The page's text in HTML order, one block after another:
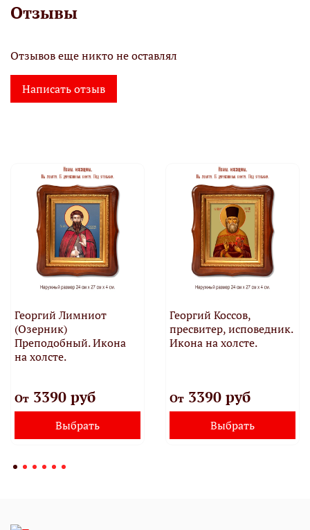
Отзывы
Отзывов еще никто не оставлял
Написать отзыв
Георгий Лимниот
(Озерник)
Преподобный. Икона
на холсте.
От3390 руб
Выбрать
Георгий Коссов,
пресвитер, исповедник.
Икона на холсте.
От3390 руб
Выбрать